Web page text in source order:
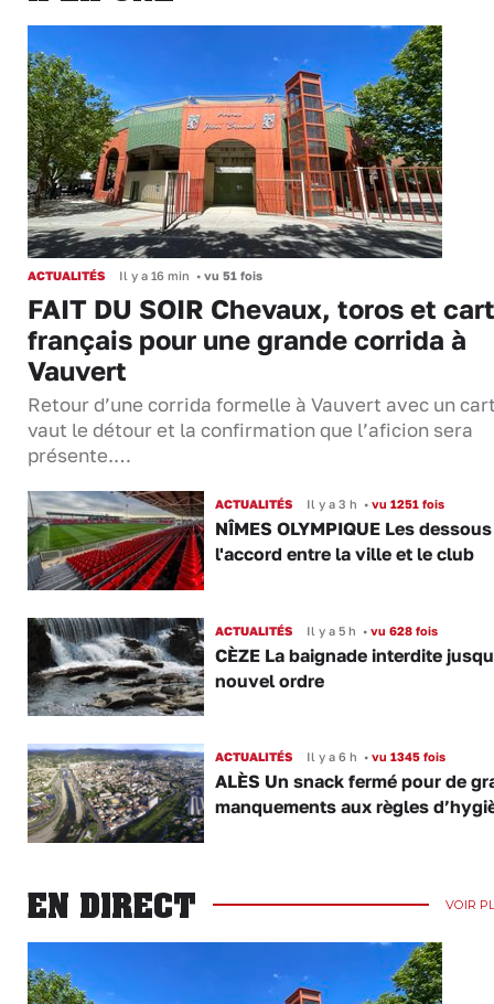
ACTUALITÉS Il y a 16 min • vu 51 fois
FAIT DU SOIR Chevaux, toros et
français pour une grande corrida à
Vauvert
Retour d’une corrida formelle à Vauvert avec un
vaut le détour et la confirmation que l’aficion sera
présente.…
ACTUALITÉS Il y a 3 h •vu 1251 fois
NÎMES OLYMPIQUE Les
l'accord entre la ville et le club
ACTUALITÉS Il y a 5 h •vu 628 fois
CÈZE La baignade interdite
nouvel ordre
ACTUALITÉS Il y a 6 h •vu 1345 fois
ALÈS Un snack fermé pour de
manquements aux règles
EN DIRECT VOIR